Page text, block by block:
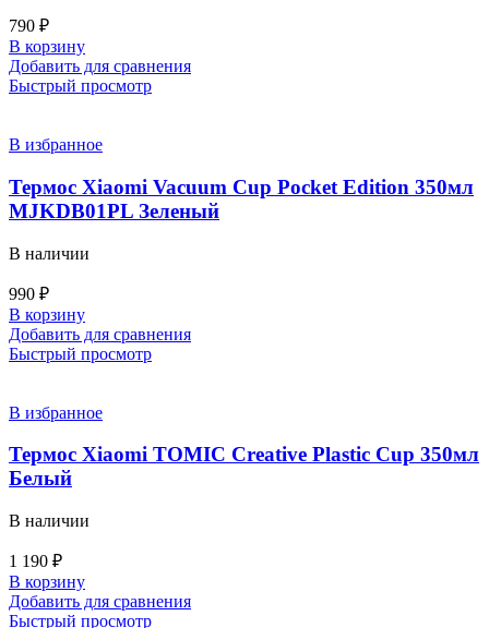
790 ₽
В корзину
Добавить для сравнения
Быстрый просмотр
В избранное
Термос Xiaomi Vacuum Cup Pocket Edition 350мл
MJKDB01PL Зеленый
В наличии
990 ₽
В корзину
Добавить для сравнения
Быстрый просмотр
В избранное
Термос Xiaomi TOMIC Creative Plastic Cup 350мл
Белый
В наличии
1 190 ₽
В корзину
Добавить для сравнения
Быстрый просмотр